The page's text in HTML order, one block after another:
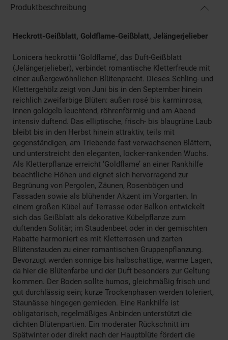
Produktbeschreibung
Heckrott-Geißblatt, Goldflame-Geißblatt, Jelängerjelieber
Lonicera heckrottii ‘Goldflame’, das Duft-Geißblatt
(Jelängerjelieber), verbindet romantische Kletterfreude mit
einer außergewöhnlichen Blütenpracht. Dieses Schling- und
Klettergehölz zeigt von Juni bis in den September hinein
reichlich zweifarbige Blüten: außen rosé bis karminrosa,
innen goldgelb leuchtend, röhrenförmig und am Abend
intensiv duftend. Das elliptische, frisch- bis blaugrüne Laub
bleibt bis in den Herbst hinein attraktiv, teils mit
gegenständigen, am Triebende fast verwachsenen Blättern,
und unterstreicht den eleganten, locker-rankenden Wuchs.
Als Kletterpflanze erreicht ‘Goldflame’ an einer Rankhilfe
beachtliche Höhen und eignet sich hervorragend zur
Begrünung von Pergolen, Zäunen, Rosenbögen und
Fassaden sowie als blühender Akzent im Vorgarten. In
einem großen Kübel auf Terrasse oder Balkon entwickelt
sich das Geißblatt als dekorative Kübelpflanze zum
duftenden Solitär; im Staudenbeet oder in der gemischten
Rabatte harmoniert es mit Kletterrosen und zarten
Blütenstauden zu einer romantischen Gruppenpflanzung.
Bevorzugt werden sonnige bis halbschattige, warme Lagen,
da hier die Blütenfarbe und der Duft besonders zur Geltung
kommen. Der Boden sollte humos, gleichmäßig frisch und
gut durchlässig sein; kurze Trockenphasen werden toleriert,
Staunässe hingegen gemieden. Eine Rankhilfe ist
obligatorisch, regelmäßiges Anbinden unterstützt die
dichten Blütenpartien. Ein moderater Rückschnitt im
Spätwinter oder direkt nach der Hauptblüte fördert die